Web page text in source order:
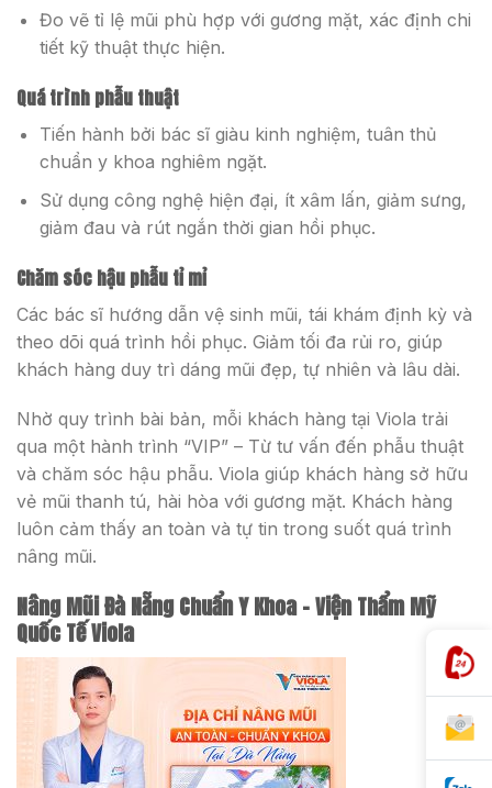
Đo vẽ tỉ lệ mũi phù hợp với gương mặt, xác định chi
tiết kỹ thuật thực hiện.
Quá trình phẫu thuật
Tiến hành bởi bác sĩ giàu kinh nghiệm, tuân thủ
chuẩn y khoa nghiêm ngặt.
Sử dụng công nghệ hiện đại, ít xâm lấn, giảm sưng,
giảm đau và rút ngắn thời gian hồi phục.
Chăm sóc hậu phẫu tỉ mỉ
Các bác sĩ hướng dẫn vệ sinh mũi, tái khám định kỳ và
theo dõi quá trình hồi phục. Giảm tối đa rủi ro, giúp
khách hàng duy trì dáng mũi đẹp, tự nhiên và lâu dài.
Nhờ quy trình bài bản, mỗi khách hàng tại Viola trải
qua một hành trình “VIP” – Từ tư vấn đến phẫu thuật
và chăm sóc hậu phẫu. Viola giúp khách hàng sở hữu
vẻ mũi thanh tú, hài hòa với gương mặt. Khách hàng
luôn cảm thấy an toàn và tự tin trong suốt quá trình
nâng mũi.
Nâng Mũi Đà Nẵng Chuẩn Y Khoa – Viện Thẩm Mỹ
Quốc Tế Viola